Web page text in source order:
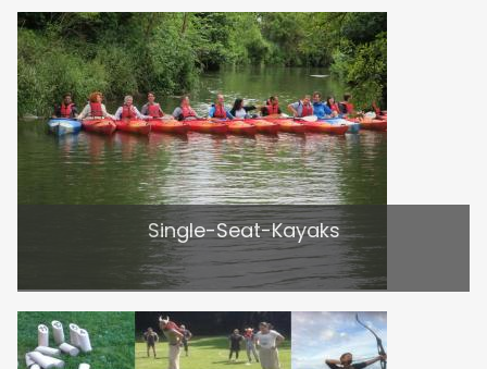
Single-Seat-Kayaks